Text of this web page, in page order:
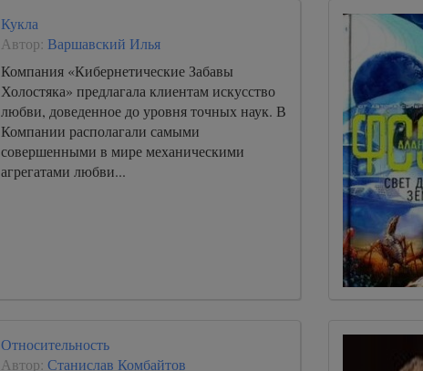
Кукла
Автор: Варшавский Илья
Компания «Кибернетические Забавы
Холостяка» предлагала клиентам искусство
любви, доведенное до уровня точных наук. В
Компании располагали самыми
совершенными в мире механическими
агрегатами любви...
Относительность
Автор: Станислав Комбайтов